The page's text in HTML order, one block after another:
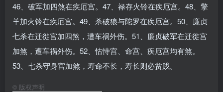
46、破军加四煞在疾厄宫。47、禄存火铃在疾厄宫。48、擎
羊加火铃在疾厄宫。49、杀破狼与陀罗在疾厄宫。50、廉贞
七杀在迁徙宫加四煞，遭车祸外伤。51、廉贞破军在迁徙宫
加煞，遭车祸外伤。52、怙恃宫、命宫、疾厄宫均有煞。
53、七杀守身宫加煞，寿命不长，寿长则必贫贱。
© 版权声明